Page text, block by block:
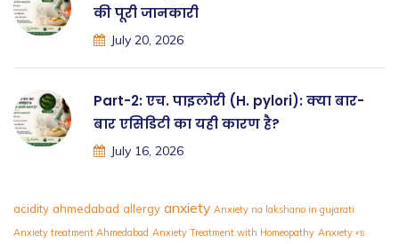
की पूरी जानकारी
July 20, 2026
Part-2: एच. पाइलोरी (H. pylori): क्या बार-
बार एसिडिटी का यही कारण है?
July 16, 2026
acidity ahmedabad allergy anxiety Anxiety na lakshano in gujarati
Anxiety treatment Ahmedabad Anxiety Treatment with Homeopathy Anxiety ના